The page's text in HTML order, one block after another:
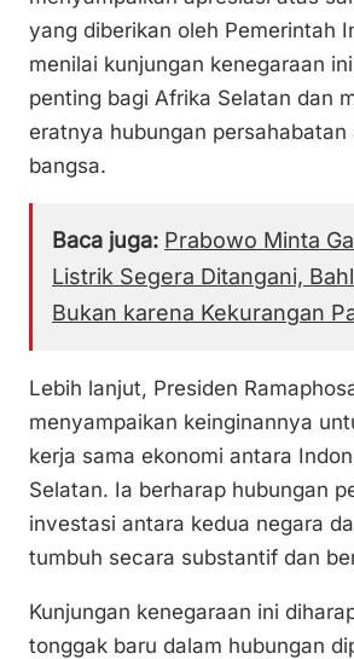
yang diberikan oleh Pemerintah
menilai kunjungan kenegaraan
penting bagi Afrika Selatan dan
eratnya hubungan persahabatan
bangsa.
Baca juga: Prabowo Minta
Listrik Segera Ditangani,
Bukan karena Kekurangan
Lebih lanjut, Presiden
menyampaikan keinginannya
kerja sama ekonomi antara
Selatan. Ia berharap hubungan
investasi antara kedua negara
tumbuh secara substantif dan
Kunjungan kenegaraan ini
tonggak baru dalam hubungan